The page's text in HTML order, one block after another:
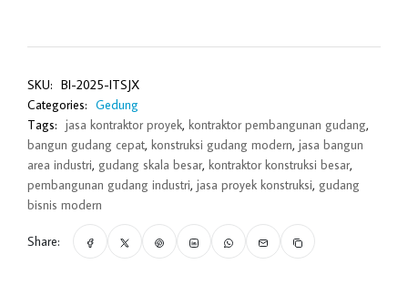
SKU: BI-2025-ITSJX
Categories: Gedung
Tags: jasa kontraktor proyek, kontraktor pembangunan gudang,
bangun gudang cepat, konstruksi gudang modern, jasa bangun
area industri, gudang skala besar, kontraktor konstruksi besar,
pembangunan gudang industri, jasa proyek konstruksi, gudang
bisnis modern
Share: